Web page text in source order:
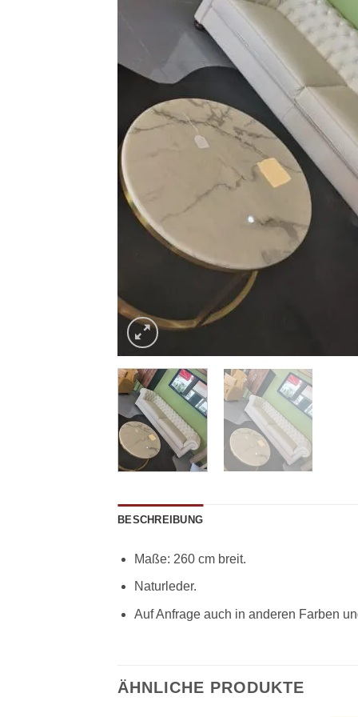
BESCHREIBUNG
Maße: 260 cm breit.
Naturleder.
Auf Anfrage auch in anderen Farben
ÄHNLICHE PRODUKTE